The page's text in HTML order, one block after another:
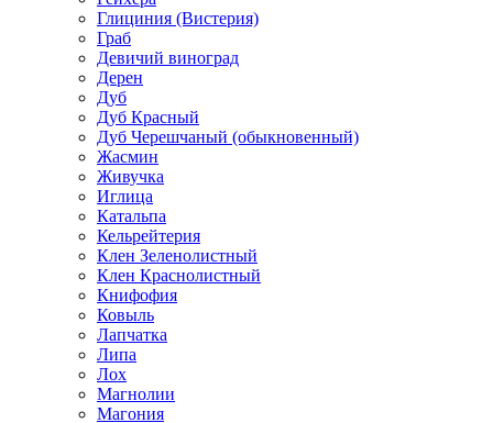
Глициния (Вистерия)
Граб
Девичий виноград
Дерен
Дуб
Дуб Красный
Дуб Черешчаный (обыкновенный)
Жасмин
Живучка
Иглица
Катальпа
Кельрейтерия
Клен Зеленолистный
Клен Краснолистный
Книфофия
Ковыль
Лапчатка
Липа
Лох
Магнолии
Магония